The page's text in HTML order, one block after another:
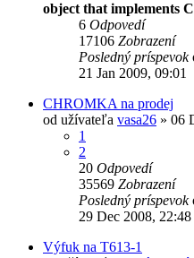
object that implements
6 Odpovedí
17106 Zobrazení
Posledný príspevok
21 Jan 2009, 09:01
CHROMKA na prodej
od užívateľa vasa26 » 06
1
2
20 Odpovedí
35569 Zobrazení
Posledný príspevok
29 Dec 2008, 22:48
Výfuk na T613-1